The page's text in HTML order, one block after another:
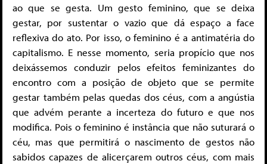
ao que se gesta. Um gesto feminino, que se deixa
gestar, por sustentar o vazio que dá espaço a face
reflexiva do ato. Por isso, o feminino é a antimatéria do
capitalismo. E nesse momento, seria propício que nos
deixássemos conduzir pelos efeitos feminizantes do
encontro com a posição de objeto que se permite
gestar também pelas quedas dos céus, com a angústia
que advém perante a incerteza do futuro e que nos
modifica. Pois o feminino é instância que não suturará o
céu, mas que permitirá o nascimento de gestos não
sabidos capazes de alicerçarem outros céus, com mais